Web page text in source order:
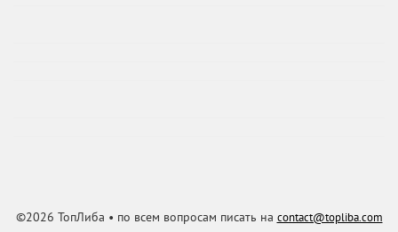
©2026 ТопЛиба • по всем вопросам писать на contact@topliba.com